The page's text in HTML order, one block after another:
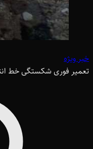
خبر ویژه
تعمیر فوری شکستگی خط